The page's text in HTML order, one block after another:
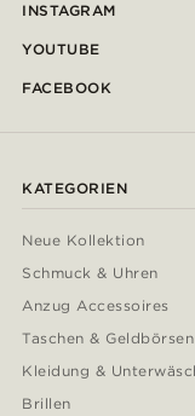
INSTAGRAM
YOUTUBE
FACEBOOK
KATEGORIEN
Neue Kollektion
Schmuck & Uhren
Anzug Accessoires
Taschen & Geldbörsen
Kleidung &
Brillen